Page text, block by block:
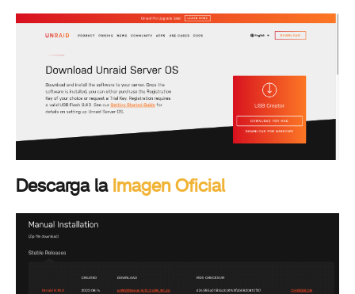
Descarga la Imagen Oficial